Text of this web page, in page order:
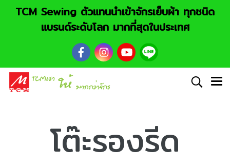
TCM Sewing ตัวแทนนำเข้าจักรเย็บผ้า ทุกชนิด
แบรนด์ระดับโลก มากที่สุดในประเทศ
โต๊ะรองรีด